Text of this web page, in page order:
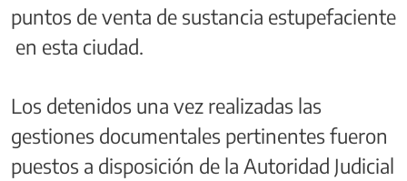
puntos de venta de sustancia estupefaciente
en esta ciudad.
Los detenidos una vez realizadas las
gestiones documentales pertinentes fueron
puestos a disposición de la Autoridad Judicial